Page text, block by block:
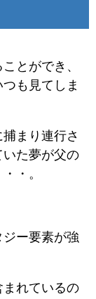
とができ、
も見てしま
まり連行さ
た夢が父の
・。
ー要素が強
れているの